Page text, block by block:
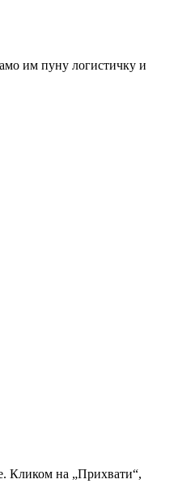
им пуну логистичку и
Кликом на „Прихвати“,